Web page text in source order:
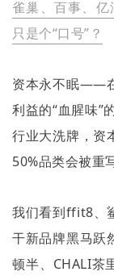
雀巢、百事、亿
只是个“口号” ？
资本永不眠——
利益的“血腥味”
行业大洗牌，资
50%品类会被重
我们看到ffit8、
干新品牌黑马跃
顿半、 CHALI茶